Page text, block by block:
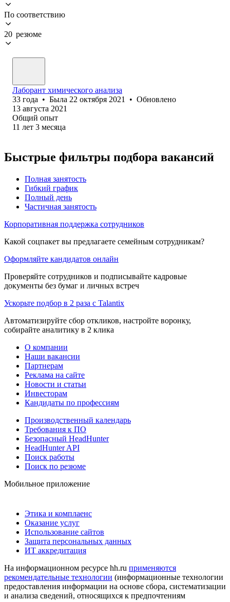
По соответствию
20 резюме
Лаборант химического анализа
33 года • Была 22 октября 2021 • Обновлено
13 августа 2021
Общий опыт
11 лет 3 месяца
Быстрые фильтры подбора вакансий
Полная занятость
Гибкий график
Полный день
Частичная занятость
Корпоративная поддержка сотрудников
Какой соцпакет вы предлагаете семейным сотрудникам?
Оформляйте кандидатов онлайн
Проверяйте сотрудников и подписывайте кадровые
документы без бумаг и личных встреч
Ускорьте подбор в 2 раза с Talantix
Автоматизируйте сбор откликов, настройте воронку,
собирайте аналитику в 2 клика
О компании
Наши вакансии
Партнерам
Реклама на сайте
Новости и статьи
Инвесторам
Кандидаты по профессиям
Производственный календарь
Требования к ПО
Безопасный HeadHunter
HeadHunter API
Поиск работы
Поиск по резюме
Мобильное приложение
Этика и комплаенс
Оказание услуг
Использование сайтов
Защита персональных данных
ИТ аккредитация
На информационном ресурсе hh.ru применяются
рекомендательные технологии (информационные технологии
предоставления информации на основе сбора, систематизации
и анализа сведений, относящихся к предпочтениям